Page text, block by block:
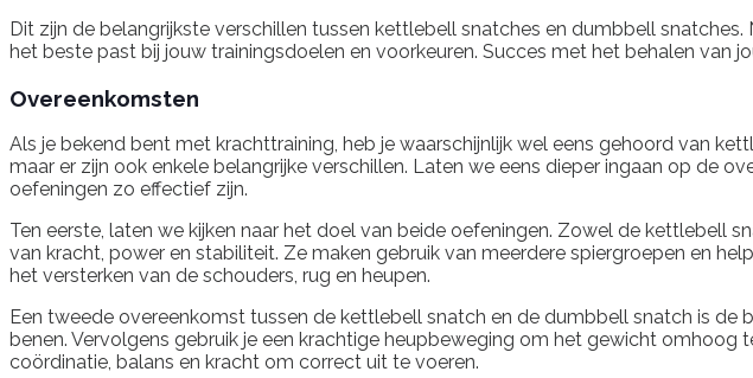
Dit zijn de belangrijkste verschillen tussen kettlebell snatches en dumbbell
het beste past bij jouw trainingsdoelen en voorkeuren. Succes met het behalen van
Overeenkomsten
Als je bekend bent met krachttraining, heb je waarschijnlijk wel eens gehoord van
maar er zijn ook enkele belangrijke verschillen. Laten we eens dieper ingaan op de
oefeningen zo effectief zijn.
Ten eerste, laten we kijken naar het doel van beide oefeningen. Zowel de kettlebell
van kracht, power en stabiliteit. Ze maken gebruik van meerdere spiergroepen en
het versterken van de schouders, rug en heupen.
Een tweede overeenkomst tussen de kettlebell snatch en de dumbbell snatch is de
benen. Vervolgens gebruik je een krachtige heupbeweging om het gewicht
coördinatie, balans en kracht om correct uit te voeren.